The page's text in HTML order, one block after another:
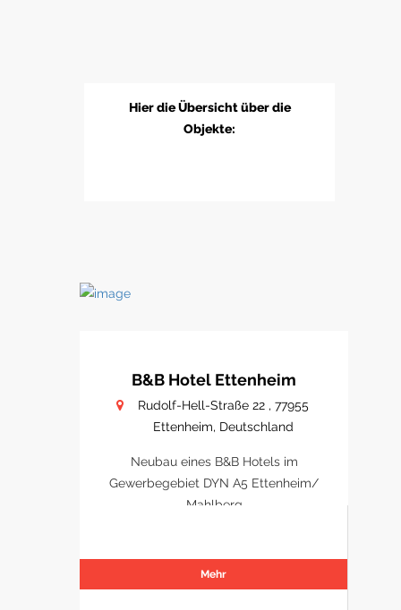
Hier die Übersicht über die
Objekte:
B&B Hotel Ettenheim
Rudolf-Hell-Straße 22 , 77955
Ettenheim, Deutschland
Neubau eines B&B Hotels im
Gewerbegebiet DYN A5 Ettenheim/
Mahlberg
Mehr